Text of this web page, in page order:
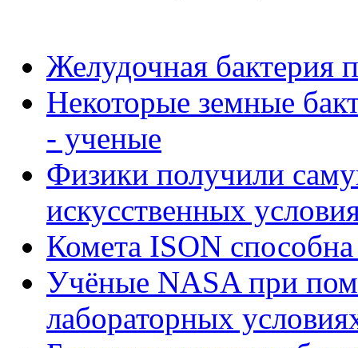
Желудочная бактерия
Некоторые земные
- ученые
Физики получили
искусственных
Комета ISON
Учёные NASA при
лабораторных